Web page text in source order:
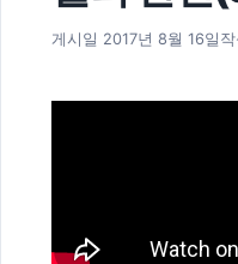
게시일 2017년 8월 16일